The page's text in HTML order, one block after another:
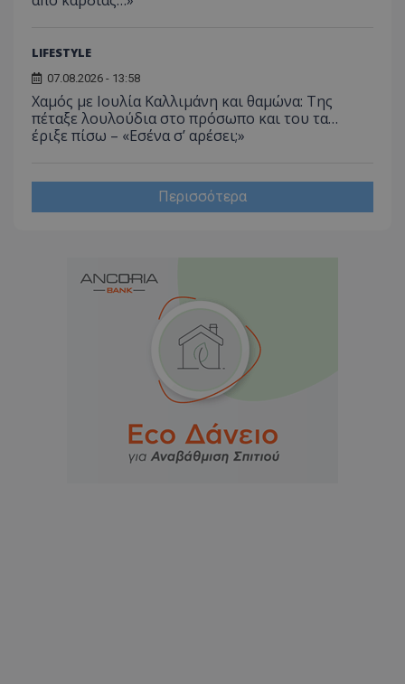
LIFESTYLE
07.08.2026 - 13:58
Χαμός με Ιουλία Καλλιμάνη και θαμώνα: Της
πέταξε λουλούδια στο πρόσωπο και του τα…
έριξε πίσω – «Εσένα σ’ αρέσει;»
Περισσότερα